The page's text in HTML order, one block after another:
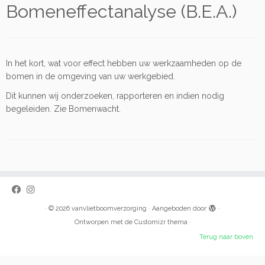
Bomeneffectanalyse (B.E.A.)
In het kort, wat voor effect hebben uw werkzaamheden op de
bomen in de omgeving van uw werkgebied.
Dit kunnen wij onderzoeken, rapporteren en indien nodig
begeleiden. Zie Bomenwacht.
· © 2026 vanvlietboomverzorging · Aangeboden door
·
Ontworpen met de Customizr thema ·
Terug naar boven